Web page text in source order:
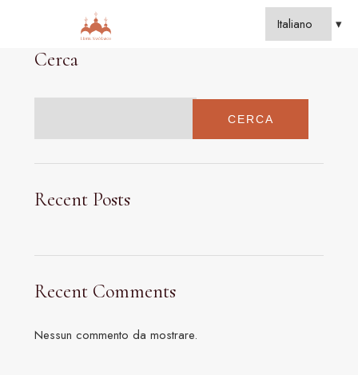
Cerca
CERCA
Recent Posts
Recent Comments
Nessun commento da mostrare.